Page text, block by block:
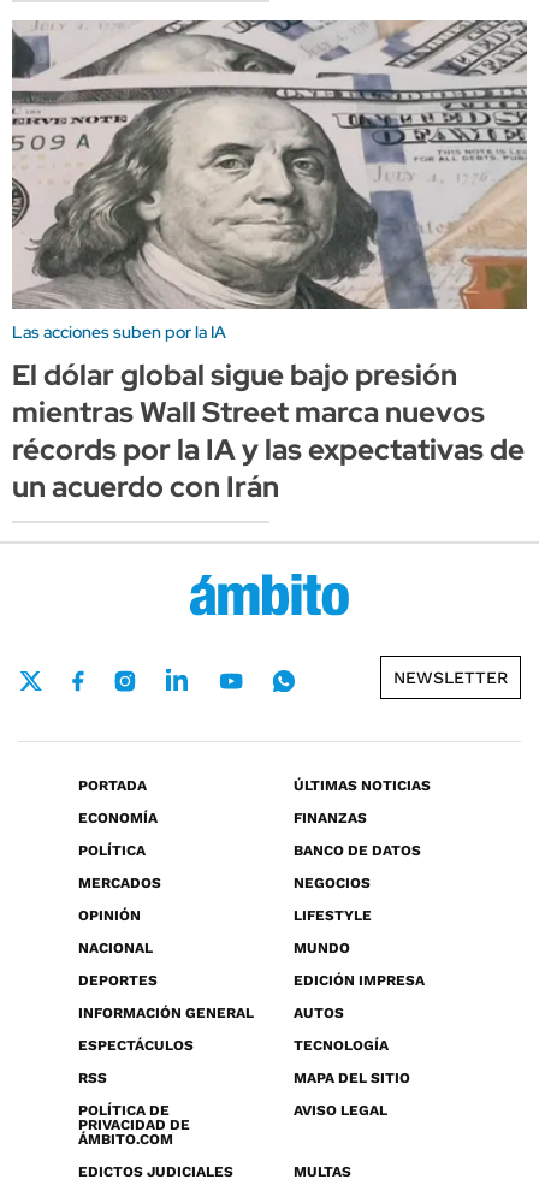
Las acciones suben por la IA
El dólar global sigue bajo presión
mientras Wall Street marca nuevos
récords por la IA y las expectativas de
un acuerdo con Irán
NEWSLETTER
PORTADA
ÚLTIMAS NOTICIAS
ECONOMÍA
FINANZAS
POLÍTICA
BANCO DE DATOS
MERCADOS
NEGOCIOS
OPINIÓN
LIFESTYLE
NACIONAL
MUNDO
DEPORTES
EDICIÓN IMPRESA
INFORMACIÓN GENERAL
AUTOS
ESPECTÁCULOS
TECNOLOGÍA
RSS
MAPA DEL SITIO
POLÍTICA DE
PRIVACIDAD DE
ÁMBITO.COM
AVISO LEGAL
EDICTOS JUDICIALES MULTAS